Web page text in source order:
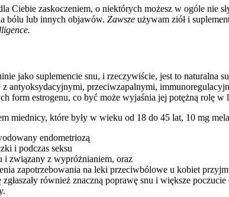
Ciebie zaskoczeniem, o niektórych możesz w ogóle nie
bólu lub innych objawów. Zawsze używam ziół i
jako suplemencie snu, i rzeczywiście, jest to naturalna
z antyoksydacyjnymi, przeciwzapalnymi,
form estrogenu, co być może wyjaśnia jej potężną rolę w
miednicy, które były w wieku od 18 do 45 lat, 10 mg
endometriozą
i podczas seksu
i związany z wypróżnianiem, oraz
zapotrzebowania na leki przeciwbólowe u kobiet
również znaczną poprawę snu i większe